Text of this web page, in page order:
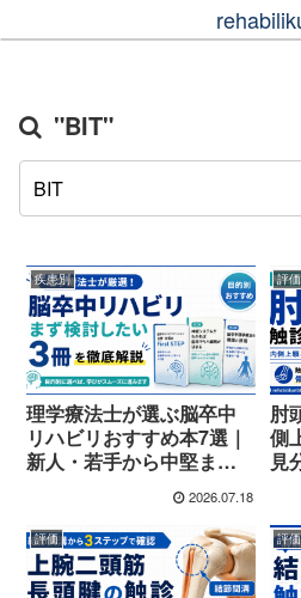
"BIT"
疾患別
理学療法士が選ぶ脳卒中
リハビリおすすめ本7選｜
新人・若手から中堅まで
2026.07.18
評価
肘
側
見
評価 評価